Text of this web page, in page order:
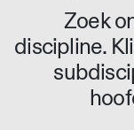
Zoek
discipline.